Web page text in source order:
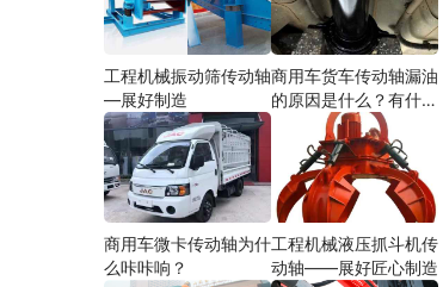
工程机械振动筛传动轴
—展好制造
商用车货车传动轴漏油
的原因是什么？有什么
商用车微卡传动轴为什
么咔咔响？
工程机械液压抓斗机传
动轴——展好匠心制造